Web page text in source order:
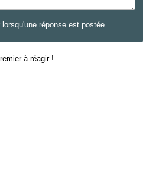
lorsqu'une réponse est postée
à réagir !